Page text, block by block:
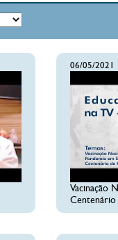
06/05/2021
Vacinação
Centenário